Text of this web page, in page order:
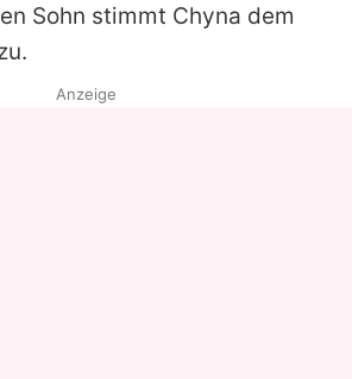
Sohn stimmt Chyna dem
Anzeige